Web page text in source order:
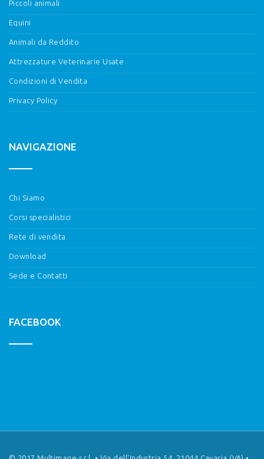
Piccoli animali
Equini
Animali da Reddito
Attrezzature Veterinarie Usate
Condizioni di Vendita
Privacy Policy
NAVIGAZIONE
Chi Siamo
Corsi specialistici
Rete di vendita
Download
Sede e Contatti
FACEBOOK